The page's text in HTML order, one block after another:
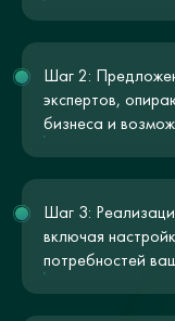
Шаг 2:
экспертов,
бизнеса и
Шаг 3:
включая
потребностей